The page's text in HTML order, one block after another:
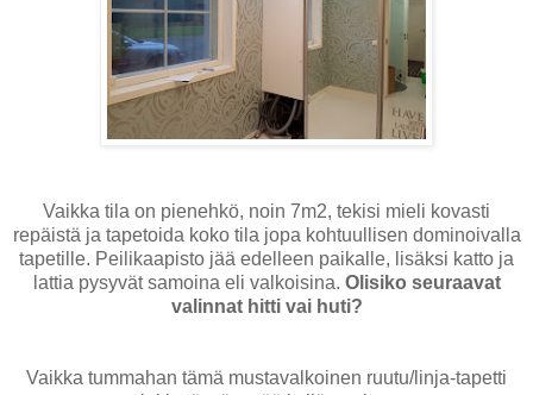
Vaikka tila on pienehkö, noin 7m2, tekisi mieli kovasti
repäistä ja tapetoida koko tila jopa kohtuullisen dominoivalla
tapetille. Peilikaapisto jää edelleen paikalle, lisäksi katto ja
lattia pysyvät samoina eli valkoisina. Olisiko seuraavat
valinnat hitti vai huti?
Vaikka tummahan tämä mustavalkoinen ruutu/linja-tapetti